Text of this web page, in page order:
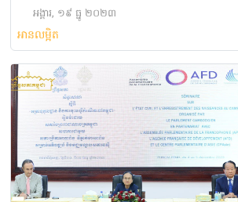
អង្គារ, ១៩ ធ្នូ ២០២៣
អានលម្អិត